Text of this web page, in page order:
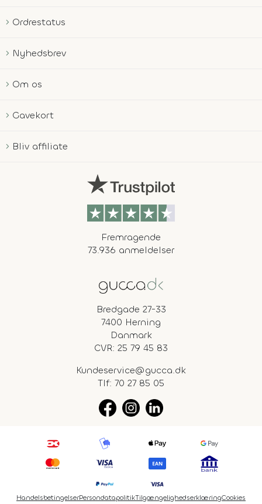
Ordrestatus
Nyhedsbrev
Om os
Gavekort
Bliv affiliate
Fremragende
73.936 anmeldelser
Bredgade 27-33
7400 Herning
Danmark
CVR: 25 79 45 83
Kundeservice@gucca.dk
Tlf: 70 27 85 05
HandelsbetingelserPersondatapolitikTilgængelighedserklæringCookies